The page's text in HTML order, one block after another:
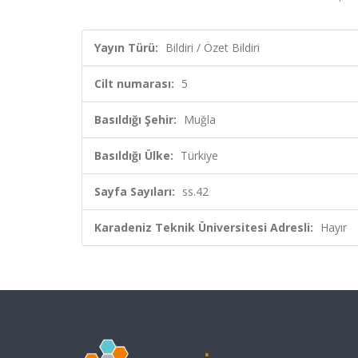
Yayın Türü: Bildiri / Özet Bildiri
Cilt numarası: 5
Basıldığı Şehir: Muğla
Basıldığı Ülke: Türkiye
Sayfa Sayıları: ss.42
Karadeniz Teknik Üniversitesi Adresli: Hayır